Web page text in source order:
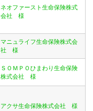
ネオファースト生命保険株式
会社 様
マニュライフ生命保険株式会
社 様
ＳＯＭＰＯひまわり生命保険
株式会社 様
アクサ生命保険株式会社 様